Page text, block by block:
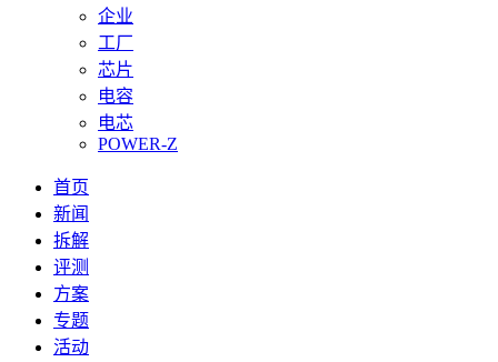
企业
工厂
芯片
电容
电芯
POWER-Z
首页
新闻
拆解
评测
方案
专题
活动